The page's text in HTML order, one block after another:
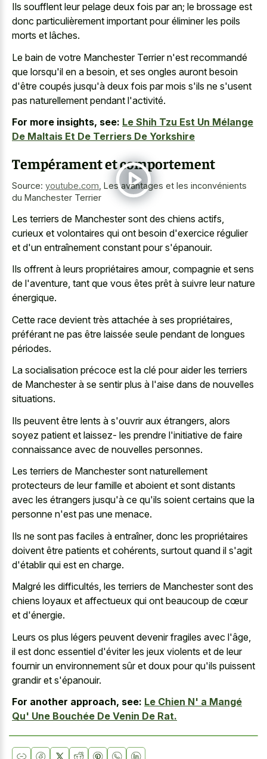
Ils soufflent leur pelage deux fois par an; le brossage est
donc particulièrement important pour éliminer les poils
morts et lâches.
Le bain de votre Manchester Terrier n'est recommandé
que lorsqu'il en a besoin, et ses ongles auront besoin
d'être coupés jusqu'à deux fois par mois s'ils ne s'usent
pas naturellement pendant l'activité.
For more insights, see: Le Shih Tzu Est Un Mélange
De Maltais Et De Terriers De Yorkshire
Tempérament et comportement
Source: youtube.com, Les avantages et les inconvénients
du Manchester Terrier
Les terriers de Manchester sont des chiens actifs,
curieux et volontaires qui ont besoin d'exercice régulier
et d'un entraînement constant pour s'épanouir.
Ils offrent à leurs propriétaires amour, compagnie et sens
de l'aventure, tant que vous êtes prêt à suivre leur nature
énergique.
Cette race devient très attachée à ses propriétaires,
préférant ne pas être laissée seule pendant de longues
périodes.
La socialisation précoce est la clé pour aider les terriers
de Manchester à se sentir plus à l'aise dans de nouvelles
situations.
Ils peuvent être lents à s'ouvrir aux étrangers, alors
soyez patient et laissez- les prendre l'initiative de faire
connaissance avec de nouvelles personnes.
Les terriers de Manchester sont naturellement
protecteurs de leur famille et aboient et sont distants
avec les étrangers jusqu'à ce qu'ils soient certains que la
personne n'est pas une menace.
Ils ne sont pas faciles à entraîner, donc les propriétaires
doivent être patients et cohérents, surtout quand il s'agit
d'établir qui est en charge.
Malgré les difficultés, les terriers de Manchester sont des
chiens loyaux et affectueux qui ont beaucoup de cœur
et d'énergie.
Leurs os plus légers peuvent devenir fragiles avec l'âge,
il est donc essentiel d'éviter les jeux violents et de leur
fournir un environnement sûr et doux pour qu'ils puissent
grandir et s'épanouir.
For another approach, see: Le Chien N' a Mangé
Qu' Une Bouchée De Venin De Rat.